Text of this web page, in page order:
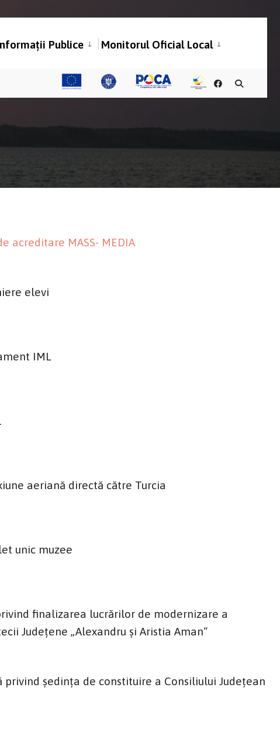
Publice Monitorul Oficial Local
acreditare MASS- MEDIA
elevi
IML
aeriană directă către Turcia
unic muzee
finalizarea lucrărilor de modernizare a
Județene „Alexandru și Aristia Aman“
ședința de constituire a Consiliului Județean